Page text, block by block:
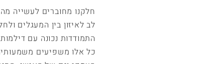
חלקנו מחוברים לעשייה
לב לאיזון בין המעגלים
התמודדות נכונה עם
כל אלו משפיעים